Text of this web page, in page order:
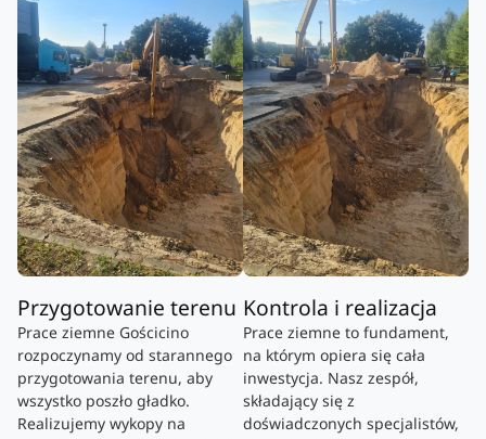
Przygotowanie terenu
Prace ziemne Gościcino
rozpoczynamy od starannego
przygotowania terenu, aby
wszystko poszło gładko.
Realizujemy wykopy na
Kontrola i realizacja
Prace ziemne to fundament,
na którym opiera się cała
inwestycja. Nasz zespół,
składający się z
doświadczonych specjalistów,